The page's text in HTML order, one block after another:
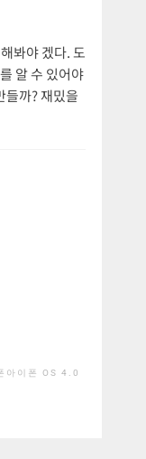
봐야 겠다. 도
알 수 있어야
들까? 재밌을
아이폰 OS 4.0